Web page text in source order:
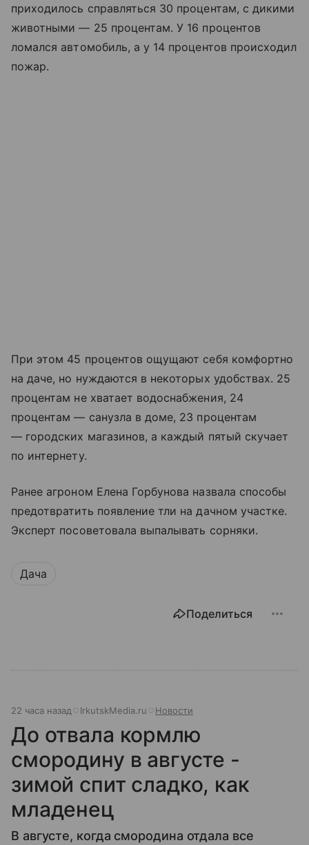
приходилось справляться 30 процентам, с дикими
животными — 25 процентам. У 16 процентов
ломался автомобиль, а у 14 процентов происходил
пожар.
При этом 45 процентов ощущают себя комфортно
на даче, но нуждаются в некоторых удобствах. 25
процентам не хватает водоснабжения, 24
процентам — санузла в доме, 23 процентам
— городских магазинов, а каждый пятый скучает
по интернету.
Ранее агроном Елена Горбунова назвала способы
предотвратить появление тли на дачном участке.
Эксперт посоветовала выпалывать сорняки.
Дача
Поделиться
22 часа назад IrkutskMedia.ru Новости
До отвала кормлю
смородину в августе -
зимой спит сладко, как
младенец
В августе, когда смородина отдала все